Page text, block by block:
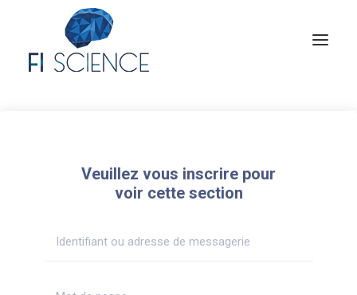
Veuillez vous inscrire pour
voir cette section